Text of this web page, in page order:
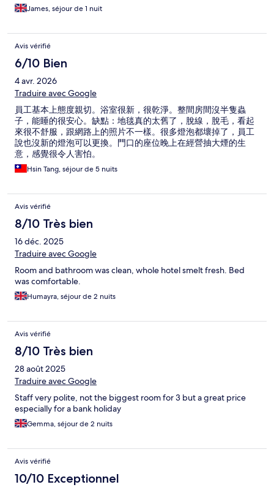
James, séjour de 1 nuit
Avis vérifié
6/10 Bien
4 avr. 2026
Traduire avec Google
員工基本上態度親切。浴室很新，很乾淨。整間房間沒半隻蟲
子，能睡的很安心。缺點：地毯真的太舊了，脫線，脫毛，看起
來很不舒服，跟網路上的照片不一樣。很多燈泡都壞掉了，員工
說也沒新的燈泡可以更換。門口的座位晚上在經營抽大煙的生
意，感覺很令人害怕。
Hsin Tang, séjour de 5 nuits
Avis vérifié
8/10 Très bien
16 déc. 2025
Traduire avec Google
Room and bathroom was clean, whole hotel smelt fresh. Bed
was comfortable.
Humayra, séjour de 2 nuits
Avis vérifié
8/10 Très bien
28 août 2025
Traduire avec Google
Staff very polite, not the biggest room for 3 but a great price
especially for a bank holiday
Gemma, séjour de 2 nuits
Avis vérifié
10/10 Exceptionnel